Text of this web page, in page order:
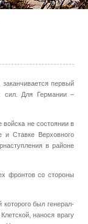
первый
сил. Для Германии –
войска не состоянии в
и Ставке Верховного
в районе
фронтов со стороны
был генерал-
нанося врагу